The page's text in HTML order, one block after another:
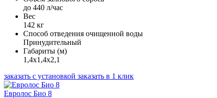
до 440 л/час
Вес
142 кг
Способ отведения очищенной воды
Принудительный
Габариты (м)
1,4х1,4х2,1
заказать с установкой заказать в 1 клик
Евролос Био 8